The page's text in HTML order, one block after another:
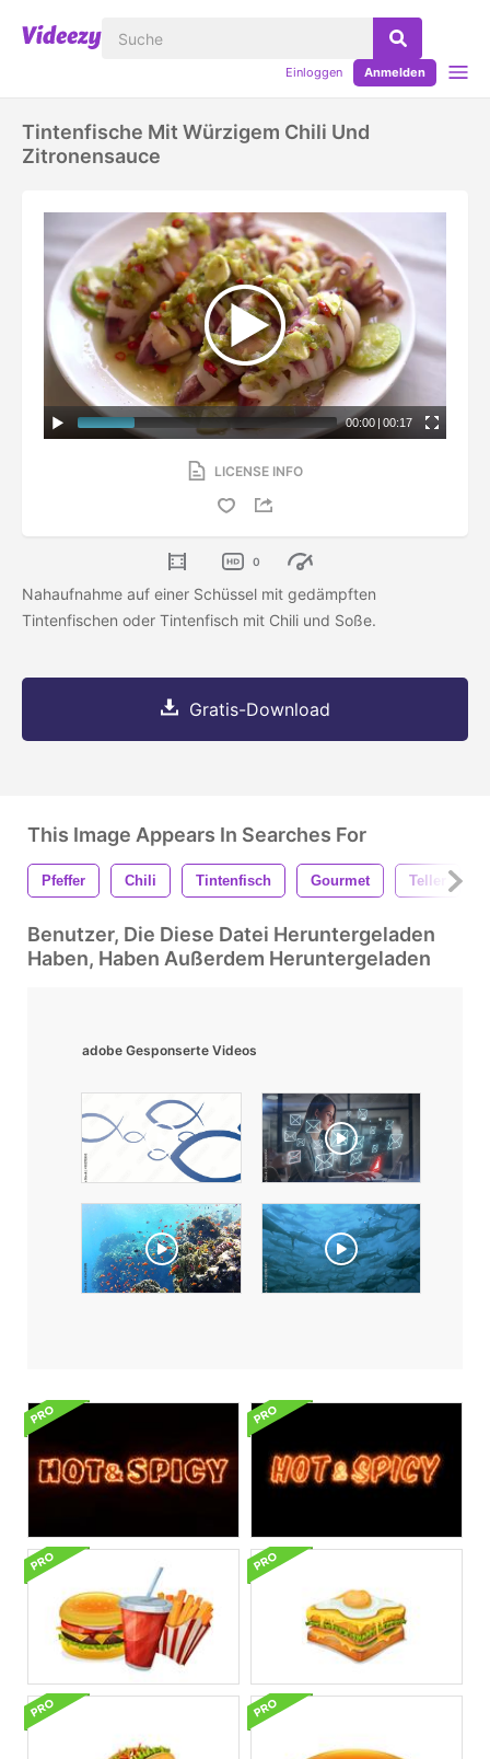
Einloggen Anmelden
Tintenfische Mit Würzigem Chili Und
Zitronensauce
00:00 | 00:17
LICENSE INFO
0
Nahaufnahme auf einer Schüssel mit gedämpften
Tintenfischen oder Tintenfisch mit Chili und Soße.
Gratis-Download
This Image Appears In Searches For
Pfeffer Chili Tintenfisch Gourmet Teller
Benutzer, Die Diese Datei Heruntergeladen
Haben, Haben Außerdem Heruntergeladen
adobe Gesponserte Videos